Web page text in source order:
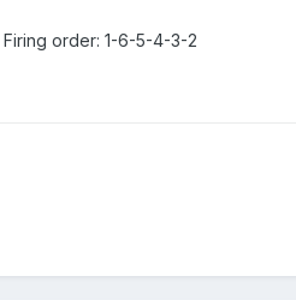
order: 1-6-5-4-3-2